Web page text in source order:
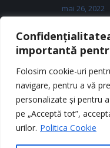
importantă
Folosim cookie-uri
navigare, pentru a vă
personalizate și pentru
pe „Acceptă tot”,
urilor. Politica Cookie
mai 26, 2022
Tipuri de
mai 11, 2022